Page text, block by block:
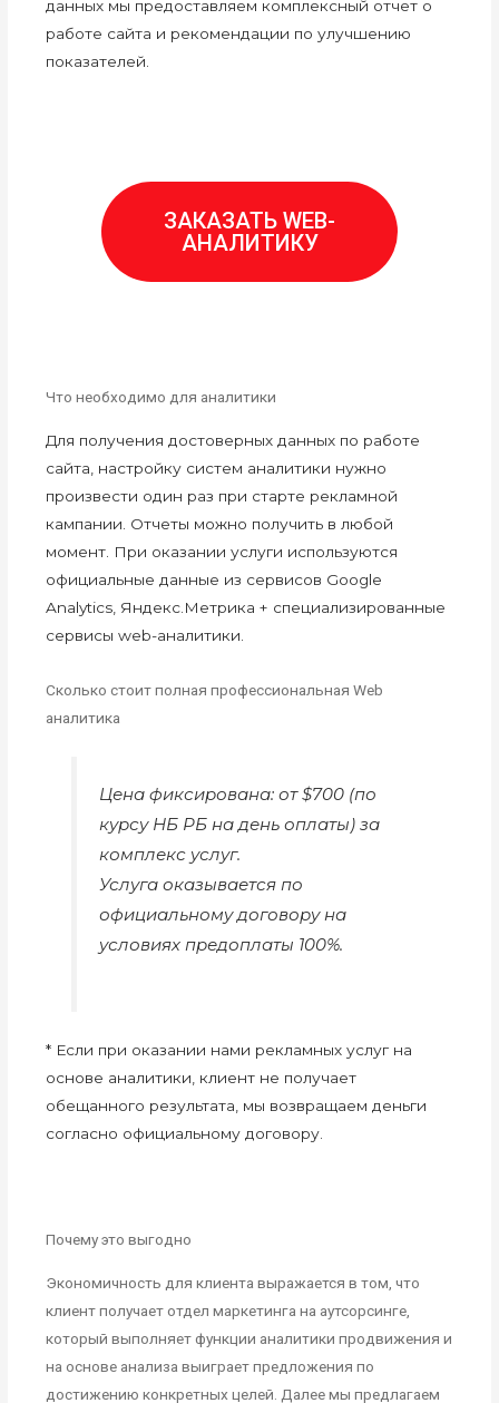
данных мы предоставляем комплексный отчет о
работе сайта и рекомендации по улучшению
показателей.
ЗАКАЗАТЬ WEB-
АНАЛИТИКУ
Что необходимо для аналитики
Для получения достоверных данных по работе
сайта, настройку систем аналитики нужно
произвести один раз при старте рекламной
кампании. Отчеты можно получить в любой
момент. При оказании услуги используются
официальные данные из сервисов Google
Analytics, Яндекс.Метрика + специализированные
сервисы web-аналитики.
Сколько стоит полная профессиональная Web
аналитика
Цена фиксирована: от $700 (по
курсу НБ РБ на день оплаты) за
комплекс услуг.
Услуга оказывается по
официальному договору на
условиях предоплаты 100%.
* Если при оказании нами рекламных услуг на
основе аналитики, клиент не получает
обещанного результата, мы возвращаем деньги
согласно официальному договору.
Почему это выгодно
Экономичность для клиента выражается в том, что
клиент получает отдел маркетинга на аутсорсинге,
который выполняет функции аналитики продвижения и
на основе анализа выиграет предложения по
достижению конкретных целей. Далее мы предлагаем